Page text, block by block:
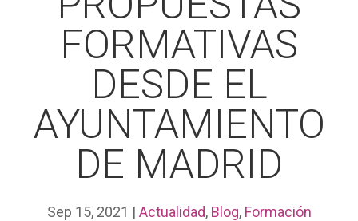
FORMATIVAS
DESDE EL
AYUNTAMIENTO
DE MADRID
Sep 15, 2021 | Actualidad, Blog, Formación